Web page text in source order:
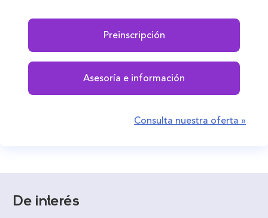
Preinscripción
Asesoría e información
Consulta nuestra oferta »
De interés